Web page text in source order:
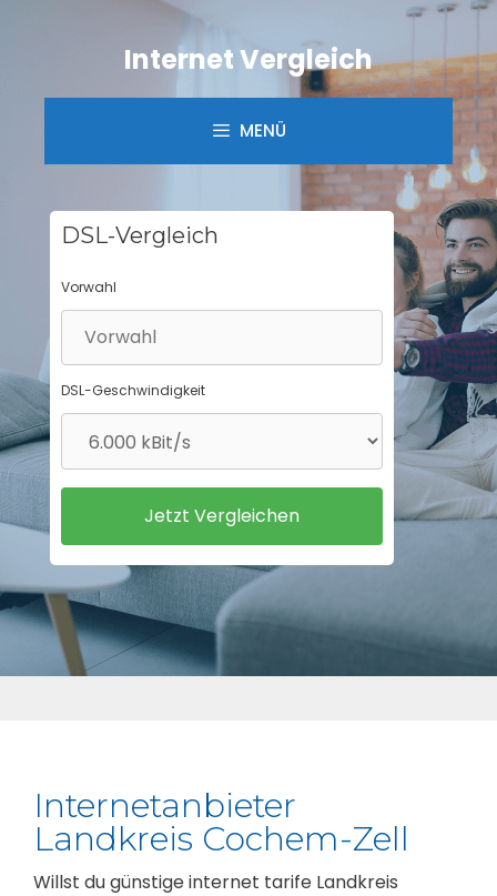
Internet Vergleich
MENÜ
DSL-Vergleich
Vorwahl
DSL-Geschwindigkeit
Internetanbieter
Landkreis Cochem-Zell
Willst du günstige internet tarife Landkreis